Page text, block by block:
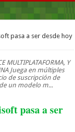
pasa a ser desde hoy
MULTIPLATAFORMA, Y
Juega en múltiples
de suscripción de
un modelo m...
pasa a ser